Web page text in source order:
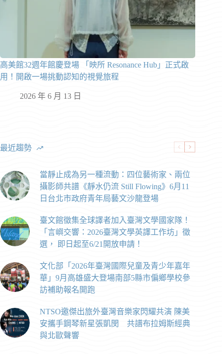
高美館32週年館慶登場 「映所 Resonance Hub」正式啟
用！開啟一場挑動認知的視覺旅程
2026 年 6 月 13 日
最近趨勢
當靜止成為另一種流動：四位藝術家、兩位
攝影師共譜《靜水仍流 Still Flowing》6月11
日台北市政府青年局藝文沙龍登場
臺文館徵集全球譯者加入臺灣文學國家隊！
「言嶼交響：2026臺灣文學英譯工作坊」徵
選， 即日起至6/21開放申請！
文化部「2026年臺灣國際兒童及青少年嘉年
華」9月高雄盛大登場南部5縣市偏鄉學校參
訪補助報名開跑
NTSO邀傑出旅外臺灣音樂家閃耀共演 陳美
安攜手鋼琴新星張凱閔 共譜布拉姆斯經典
與北歐聲響